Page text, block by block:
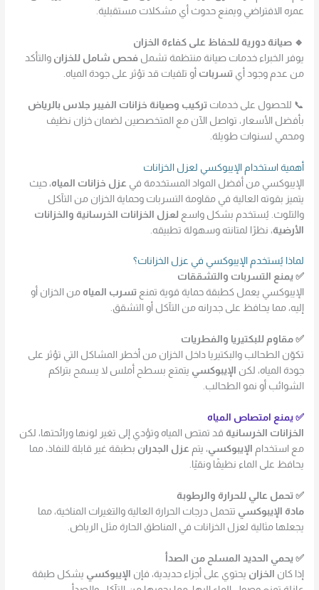
عمره الافتراضي ويمنع حدوث أي مشكلات مستقبلية.
🔹 صيانة دورية للحفاظ على كفاءة الخزان
يوفر الخبراء خدمات صيانة منتظمة تشملفحص شامل للخزان والتأكد
من عدم وجود أيتسربات أو تلفيات قد تؤثر على جودة المياه.
📞 للحصول على خدماتتركيب وصيانة خزانات الفيبر جلاس بالرياض
بأفضل الأسعار، تواصل الآن مع المتخصصين لضمان خزان نظيف
ومحمي لسنوات طويلة.
أهمية استخدام الإيبوكسي لعزل الخزانات
الإيبوكسي من أفضل المواد المستخدمة في عزل خزانات المياه، حيث
يتميز بقوته العالية في مقاومة التسربات وحماية الخزان من التآكل
والتلوث. يُستخدم بشكل واسع لعزل الخزانات الخرسانية والخزانات
الأرضية، نظرًا لمتانته وسهولة تطبيقه.
لماذا يُستخدم الإيبوكسي في عزل الخزانات؟
✅ يمنع التسربات والتشققات
الإيبوكسي يعمل كطبقة حماية قوية تمنعتسرب المياه من الخزان أو
إليه، مما يحافظ على جدرانه من التآكل أو التشقق.
✅ مقاوم للبكتيريا والفطريات
تكوّن الطحالب والبكتيريا داخل الخزان من أخطر المشاكل التي تؤثر على
جودة المياه، لكن الإيبوكسي يتمتع بسطح أملس لا يسمح بتراكم
الشوائب أو نمو الطحالب.
✅ يمنع امتصاص المياه
الخزانات الخرسانية قد تمتص المياه وتؤدي إلى تغير لونها ورائحتها، لكن
مع استخدام الإيبوكسي، يتم عزل الجدران بطبقة غير قابلة للنفاذ، مما
يحافظ على الماء نظيفًا ونقيًا.
✅ تحمل عالي للحرارة والرطوبة
مادة الإيبوكسي تتحمل درجات الحرارة العالية والتغيرات المناخية، مما
يجعلها مثالية لعزل الخزانات في المناطق الحارة مثل الرياض.
✅ يحمي الحديد المسلح من الصدأ
إذا كان
الخزان يحتوي على أجزاء حديدية، فإن الإيبوكسي يشكل طبقة